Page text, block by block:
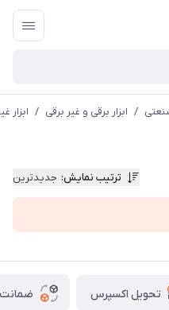
/ ابزار برقی و غیر برقی / ابزار
ترتیب نمایش: جدیدترین
تحویل اکسپرس ضمانت